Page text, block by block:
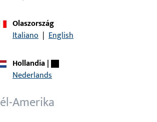
Olaszország
Italiano | English
Hollandia|
Nederlands
Dél-Amerika